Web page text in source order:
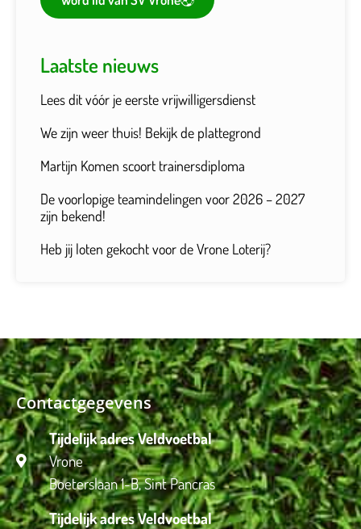
Laatste nieuws
Lees dit vóór je eerste vrijwilligersdienst
We zijn weer thuis! Bekijk de plattegrond
Martijn Komen scoort trainersdiploma
De voorlopige teamindelingen voor 2026 – 2027
zijn bekend!
Heb jij loten gekocht voor de Vrone Loterij?
Contactgegevens
Tijdelijk adres Veldvoetbal
Vrone
Boeterslaan 1-B, Sint Pancras
Tijdelijk adres Veldvoetbal